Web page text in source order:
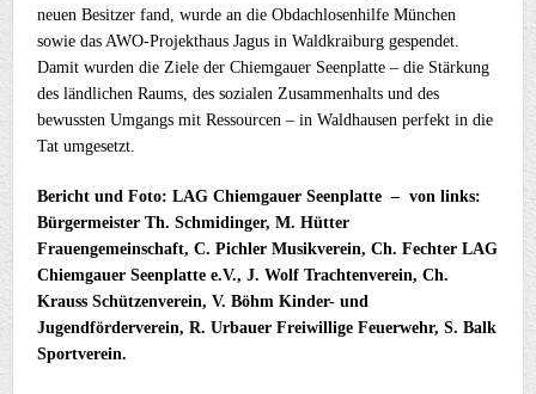
neuen Besitzer fand, wurde an die Obdachlosenhilfe München
sowie das AWO-Projekthaus Jagus in Waldkraiburg gespendet.
Damit wurden die Ziele der Chiemgauer Seenplatte – die Stärkung
des ländlichen Raums, des sozialen Zusammenhalts und des
bewussten Umgangs mit Ressourcen – in Waldhausen perfekt in die
Tat umgesetzt.
Bericht und Foto: LAG Chiemgauer Seenplatte – von links:
Bürgermeister Th. Schmidinger, M. Hütter
Frauengemeinschaft, C. Pichler Musikverein, Ch. Fechter LAG
Chiemgauer Seenplatte e.V., J. Wolf Trachtenverein, Ch.
Krauss Schützenverein, V. Böhm Kinder- und
Jugendförderverein, R. Urbauer Freiwillige Feuerwehr, S. Balk
Sportverein.